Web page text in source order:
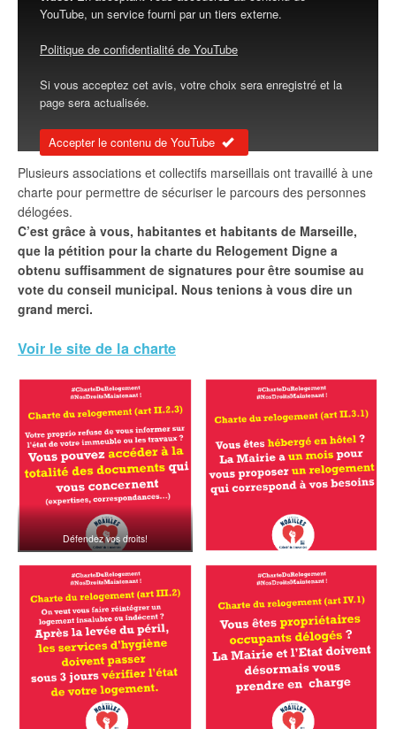
YouTube, un service fourni par un tiers externe.
Politique de confidentialité de YouTube
Si vous acceptez cet avis, votre choix sera enregistré et la
page sera actualisée.
Accepter le contenu de YouTube
Plusieurs associations et collectifs marseillais ont travaillé à une
charte pour permettre de sécuriser le parcours des personnes
délogées.
C’est grâce à vous, habitantes et habitants de Marseille,
que la pétition pour la charte du Relogement Digne a
obtenu suffisamment de signatures pour être soumise au
vote du conseil municipal. Nous tenions à vous dire un
grand merci.
Voir le site de la charte
Défendez vos droits!